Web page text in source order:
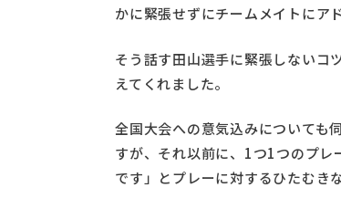
かに緊張せずにチームメイトにア
そう話す田山選手に緊張しないコ
えてくれました。
全国大会への意気込みについても
すが、それ以前に、1つ1つのプレ
です」とプレーに対するひたむき